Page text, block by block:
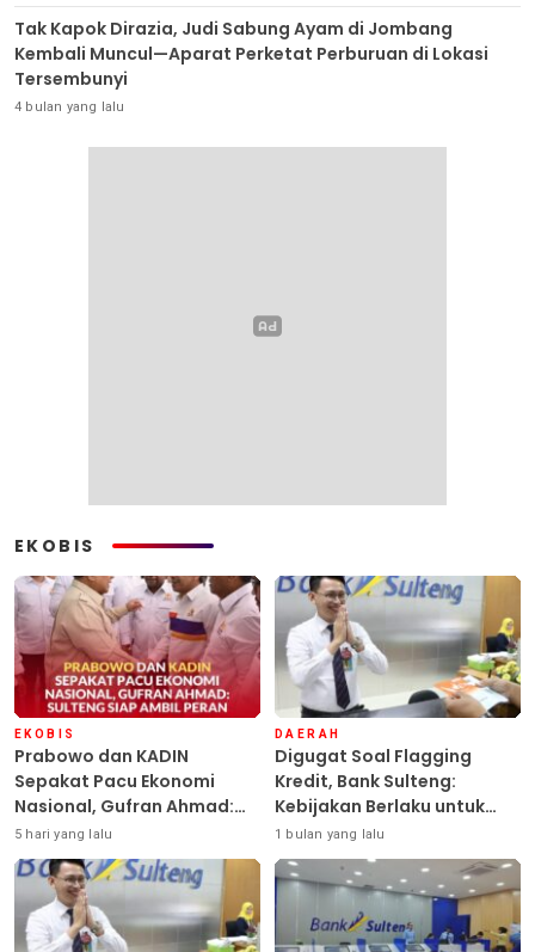
Tak Kapok Dirazia, Judi Sabung Ayam di Jombang
Kembali Muncul—Aparat Perketat Perburuan di Lokasi
Tersembunyi
4 bulan yang lalu
EKOBIS
EKOBIS
Prabowo dan KADIN
Sepakat Pacu Ekonomi
Nasional, Gufran Ahmad:
Sulteng Siap Ambil Peran
5 hari yang lalu
DAERAH
Digugat Soal Flagging
Kredit, Bank Sulteng:
Kebijakan Berlaku untuk
Seluruh Debitur ASN
1 bulan yang lalu